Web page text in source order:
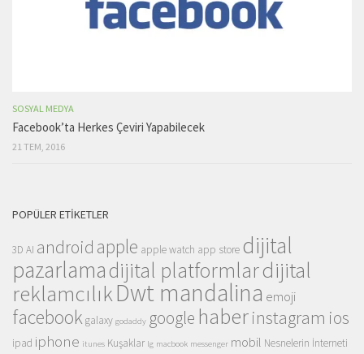
SOSYAL MEDYA
Facebook’ta Herkes Çeviri Yapabilecek
21 TEM, 2016
POPÜLER ETIKETLER
3D AI android apple apple watch app store dijital
pazarlamadijital platformlardijital
reklamcılıkDwt mandalina emoji
facebookgalaxy godaddy google haberinstagram ios
ipad iphone itunes Kuşaklar lg macbook messenger mobil Nesnelerin İnterneti